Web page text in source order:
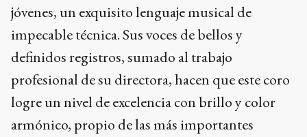
jóvenes, un exquisito lenguaje musical de
impecable técnica. Sus voces de bellos y
definidos registros, sumado al trabajo
profesional de su directora, hacen que este coro
logre un nivel de excelencia con brillo y color
armónico, propio de las más importantes